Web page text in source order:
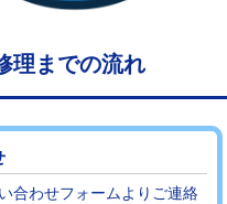
） 11,000円~
55,000円
66,000円
38,500円
理までの流れ
合わせフォームよりご連絡